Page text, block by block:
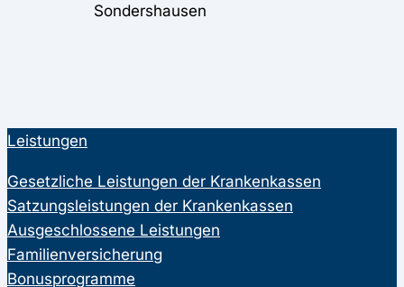
Sondershausen
Leistungen
Gesetzliche Leistungen der Krankenkassen
Satzungsleistungen der Krankenkassen
Ausgeschlossene Leistungen
Familienversicherung
Bonusprogramme